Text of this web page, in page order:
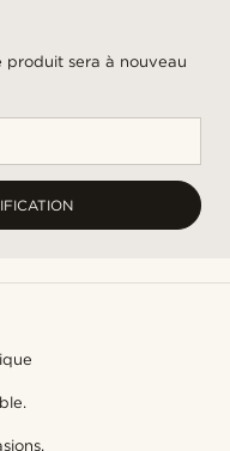
produit sera à nouveau